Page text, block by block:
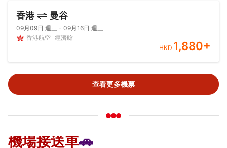
香港 曼谷
09月09日 週三 - 09月16日 週三
香港航空 經濟艙
HKD 1,880+
查看更多機票
機場接送車🚗